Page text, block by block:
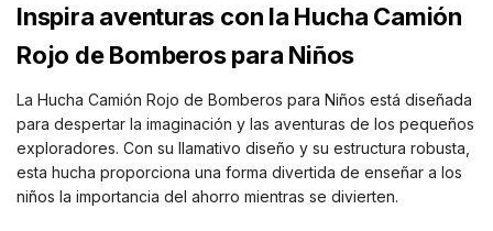
Inspira aventuras con la Hucha Camión
Rojo de Bomberos para Niños
La Hucha Camión Rojo de Bomberos para Niños está diseñada
para despertar la imaginación y las aventuras de los pequeños
exploradores. Con su llamativo diseño y su estructura robusta,
esta hucha proporciona una forma divertida de enseñar a los
niños la importancia del ahorro mientras se divierten.